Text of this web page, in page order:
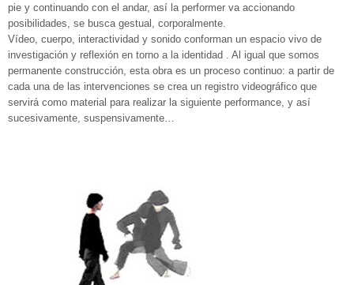
pie y continuando con el andar, así la performer va accionando
posibilidades, se busca gestual, corporalmente.
Vídeo, cuerpo, interactividad y sonido conforman un espacio vivo de
investigación y reflexión en torno a la identidad . Al igual que somos
permanente construcción, esta obra es un proceso continuo: a partir de
cada una de las intervenciones se crea un registro videográfico que
servirá como material para realizar la siguiente performance, y así
sucesivamente, suspensivamente…